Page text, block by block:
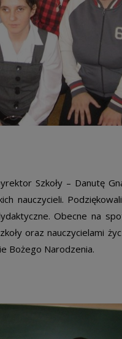
Szkoły – Danutę
nauczycieli.
Obecne na
oraz nauczycielami
Bożego Narodzenia.